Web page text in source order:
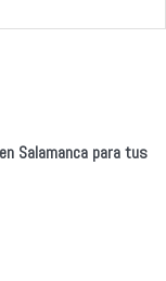
Salamanca para tus